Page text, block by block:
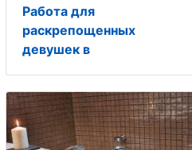
Работа для
раскрепощенных
девушек в